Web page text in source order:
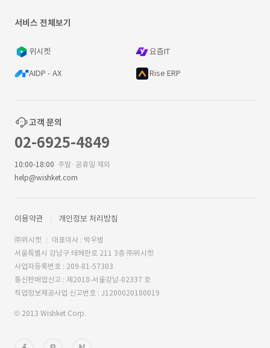
서비스 전체보기
위시켓 요즘IT
AIDP - AX Rise ERP
고객 문의
02-6925-4849
10:00-18:00 주말·공휴일 제외
help@wishket.com
이용약관 개인정보 처리방침
㈜위시켓
대표이사 : 박우범
서울특별시 강남구 테헤란로 211 3층 ㈜위시켓
사업자등록번호 : 209-81-57303
통신판매업신고 : 제2018-서울강남-02337 호
직업정보제공사업 신고번호 : J1200020180019
© 2013 Wishket Corp.